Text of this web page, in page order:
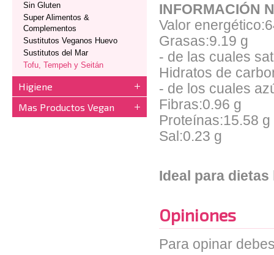
Sin Gluten
Super Alimentos &
Complementos
Sustitutos Veganos Huevo
Sustitutos del Mar
Tofu, Tempeh y Seitán
Higiene
Mas Productos Vegan
INFORMACIÓN
Valor
Grasas:9.19 g
- de las cuales
Hidratos de
- de los cuales
Fibras:0.96 g
Proteínas:15.58 g
Sal:0.23 g
Ideal para
Opiniones
Para opinar